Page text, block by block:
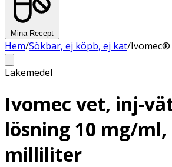
Mina Recept
Hem/Sökbar, ej köpb, ej kat/
Läkemedel
Ivomec vet, inj-
lösning 10 mg/ml,
milliliter